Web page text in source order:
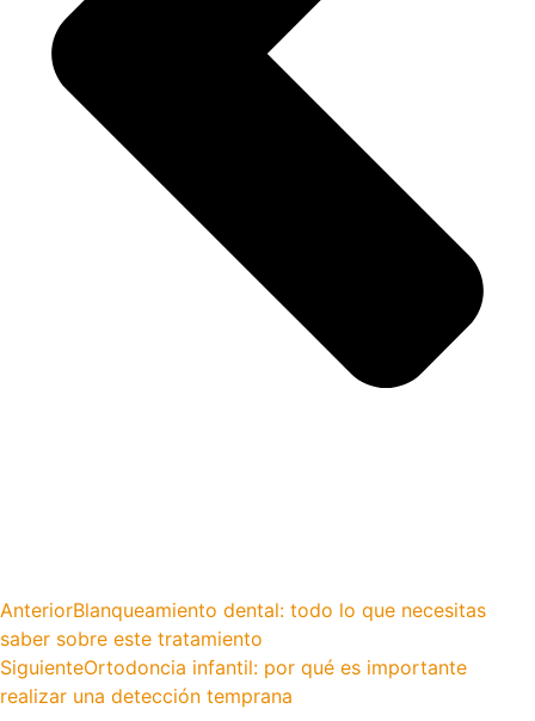
AnteriorBlanqueamiento dental: todo lo que necesitas
saber sobre este tratamiento
SiguienteOrtodoncia infantil: por qué es importante
realizar una detección temprana